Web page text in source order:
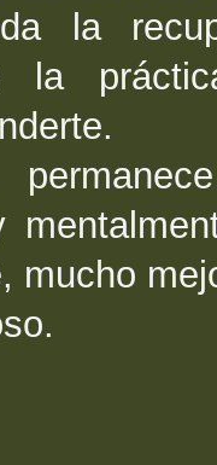
la
la
mucho